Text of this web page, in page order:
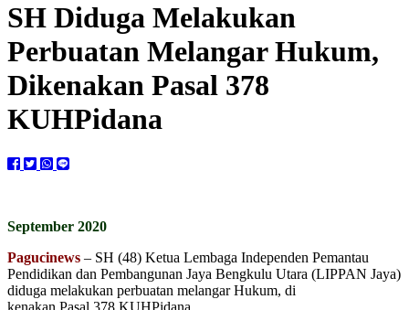
SH Diduga Melakukan
Perbuatan Melangar Hukum,
Dikenakan Pasal 378
KUHPidana
September 2020
Pagucinews – SH (48) Ketua Lembaga Independen Pemantau
Pendidikan dan Pembangunan Jaya Bengkulu Utara (LIPPAN Jaya)
diduga melakukan perbuatan melangar Hukum, di
kenakan Pasal 378 KUHPidana